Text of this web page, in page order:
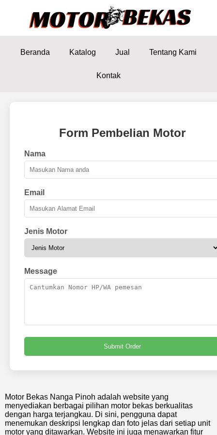
Beranda Katalog Jual Tentang Kami
Kontak
Form Pembelian Motor
Nama
Email
Jenis Motor
Message
Submit Order
Motor Bekas Nanga Pinoh adalah website yang
menyediakan berbagai pilihan motor bekas berkualitas
dengan harga terjangkau. Di sini, pengguna dapat
menemukan deskripsi lengkap dan foto jelas dari setiap unit
motor yang ditawarkan. Website ini juga menawarkan fitur